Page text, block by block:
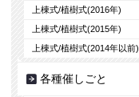
上棟式/植樹式(2016年)
上棟式/植樹式(2015年)
上棟式/植樹式(2014年以前)
各種催しごと